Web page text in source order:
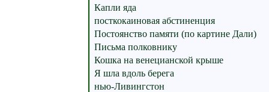
Капли яда
посткокаиновая абстиненция
Постоянство памяти (по картине Дали)
Письма полковнику
Кошка на венецианской крыше
Я шла вдоль берега
нью-Ливингстон